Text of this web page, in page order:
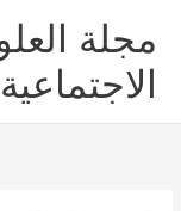
المحتوى
مجلة
الاجتماعية